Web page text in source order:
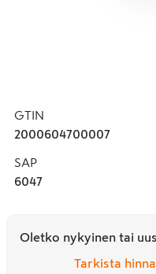
GTIN
2000604700007
SAP
6047
Oletko nykyinen tai
Tarkista